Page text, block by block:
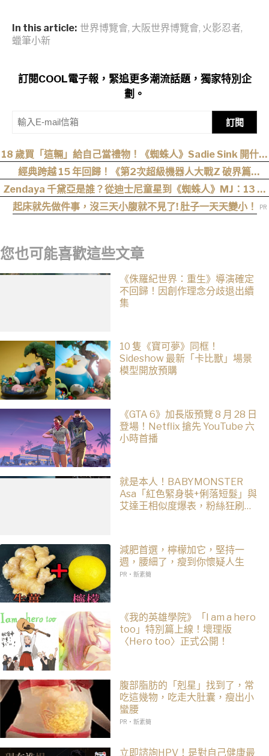
In this article: 世界博覽會, 大阪世界博覽會, 火影忍者,
蠟筆小新
訂閱COOL電子報，緊追更多潮流話題，獨家特別企
劃。
訂閱
18 歲買「這輛」給自己當禮物！《蜘蛛人》Sadie Sink 開什麼
車？
經典跨越 15 年回歸！《第2次超級機器人大戰Z 破界篇
Remastered》確定製作，帶你回顧 SRWZ 系列
Zendaya 千黛亞是誰？從迪士尼童星到《蜘蛛人》MJ：13 歲
出道後幾乎沒有完整休假
起床就先做件事，沒三天小腹就不見了! 肚子一天天變小！
您也可能喜歡這些文章
《侏羅紀世界：重生》導演確定
不回歸！因創作理念分歧退出續
集
10 隻《寶可夢》同框！
Sideshow 最新「卡比獸」場景
模型開放預購
《GTA 6》加長版預覽 8 月 28 日
登場！Netflix 搶先 YouTube 六
小時首播
就是本人！BABYMONSTER
Asa「紅色緊身裝+俐落短髮」與
艾達王相似度爆表，粉絲狂刷
減肥首選，檸檬加它，堅持一
週，腰細了，瘦到你懷疑人生
PR・新素簡
《我的英雄學院》「I am a hero
too」特別篇上線！壞理版
〈Hero too〉正式公開！
腹部脂肪的「剋星」找到了，常
吃這幾物，吃走大肚囊，瘦出小
蠻腰
PR・新素簡
立即諮詢HPV！是對自己健康最